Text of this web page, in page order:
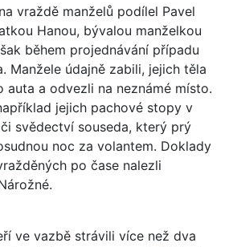
vraždě manželů podílel Pavel
Hanou, bývalou manželkou
během projednávání případu
Manžele údajně zabili, jejich těla
auta a odvezli na neznámé místo.
jejich pachové stopy v
svědectví souseda, který prý
noc za volantem. Doklady
po čase nalezli
ve vazbě strávili více než dva